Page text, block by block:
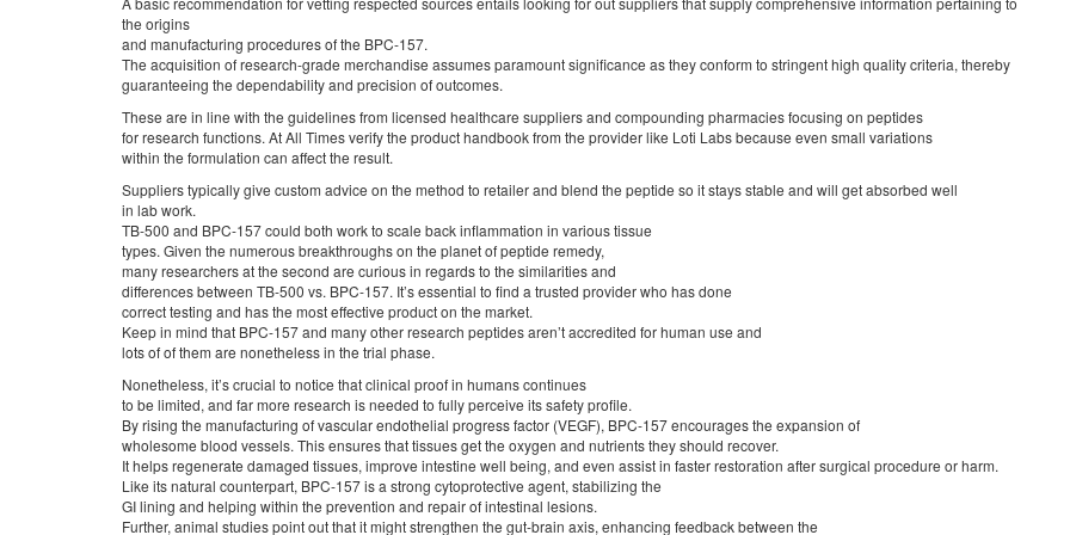
the origins
and manufacturing procedures of the BPC-157.
The acquisition of research-grade merchandise assumes paramount significance as they conform to stringent high quality criteria, thereby
guaranteeing the dependability and precision of outcomes.
These are in line with the guidelines from licensed healthcare suppliers and compounding pharmacies focusing on peptides
for research functions. At All Times verify the product handbook from the provider like Loti Labs because even small variations
within the formulation can affect the result.
Suppliers typically give custom advice on the method to retailer and blend the peptide so it stays stable and will get absorbed well
in lab work.
TB-500 and BPC-157 could both work to scale back inflammation in various tissue
types. Given the numerous breakthroughs on the planet of peptide remedy,
many researchers at the second are curious in regards to the similarities and
differences between TB-500 vs. BPC-157. It’s essential to find a trusted provider who has done
correct testing and has the most effective product on the market.
Keep in mind that BPC-157 and many other research peptides aren’t accredited for human use and
lots of of them are nonetheless in the trial phase.
Nonetheless, it’s crucial to notice that clinical proof in humans continues
to be limited, and far more research is needed to fully perceive its safety profile.
By rising the manufacturing of vascular endothelial progress factor (VEGF), BPC-157 encourages the expansion of
wholesome blood vessels. This ensures that tissues get the oxygen and nutrients they should recover.
It helps regenerate damaged tissues, improve intestine well being, and even assist in faster restoration after surgical procedure or harm.
Like its natural counterpart, BPC-157 is a strong cytoprotective agent, stabilizing the
GI lining and helping within the prevention and repair of intestinal lesions.
Further, animal studies point out that it might strengthen the gut-brain axis, enhancing feedback between the